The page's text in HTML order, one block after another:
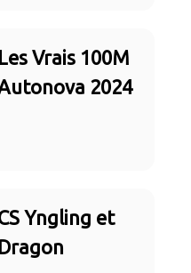
Les Vrais 100M
2024
Yngling et
Dragon